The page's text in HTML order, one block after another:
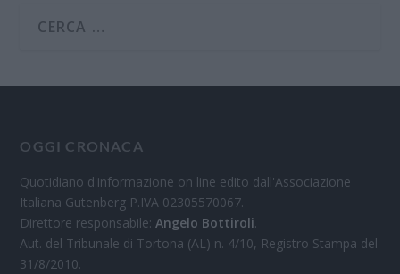
OGGI CRONACA
Quotidiano d'informazione on line edito dall'Associazione
Italiana Gutenberg P.IVA 02305570067.
Direttore responsabile:Angelo Bottiroli.
Aut. del Tribunale di Tortona (AL) n. 4/10, Registro Stampa del
31/8/2010.